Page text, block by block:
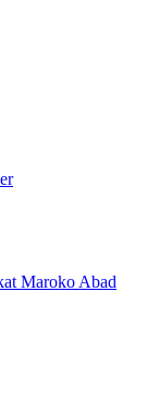
Maroko Abad